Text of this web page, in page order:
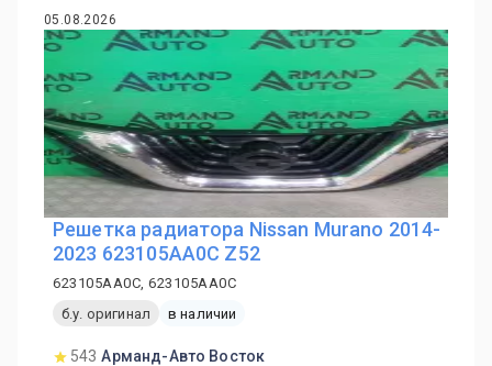
05.08.2026
Решетка радиатора Nissan Murano 2014-
2023 623105AA0C Z52
623105AA0C, 623105AA0C
б.у. оригинал
в наличии
543 Арманд-Авто Восток